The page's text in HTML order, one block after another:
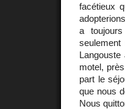
facétieux
a
motel,
part le
que nous
Nous